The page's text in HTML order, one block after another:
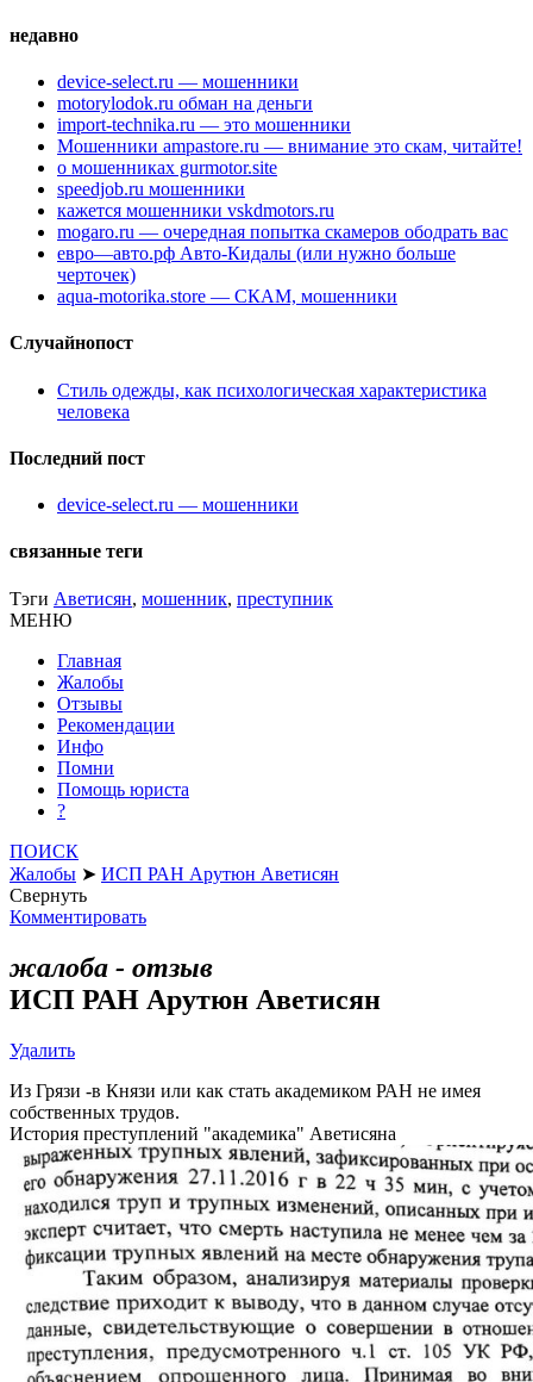
недавно
device-select.ru — мошенники
motorylodok.ru обман на деньги
import-technika.ru — это мошенники
Мошенники ampastore.ru — внимание это скам, читайте!
о мошенниках gurmotor.site
speedjob.ru мошенники
кажется мошенники vskdmotors.ru
mogaro.ru — очередная попытка скамеров ободрать вас
евро—авто.рф Авто-Кидалы (или нужно больше
черточек)
aqua-motorika.store — СКАМ, мошенники
Случайнопост
Стиль одежды, как психологическая характеристика
человека
Последний пост
device-select.ru — мошенники
связанные теги
Тэги Аветисян, мошенник, преступник
МЕНЮ
Главная
Жалобы
Отзывы
Рекомендации
Инфо
Помни
Помощь юриста
?
ПОИСК
Жалобы ➤ ИСП РАН Арутюн Аветисян
Свернуть
Комментировать
жалоба - отзыв
ИСП РАН Арутюн Аветисян
Удалить
Из Грязи -в Князи или как стать академиком РАН не имея
собственных трудов.
История преступлений "академика" Аветисяна